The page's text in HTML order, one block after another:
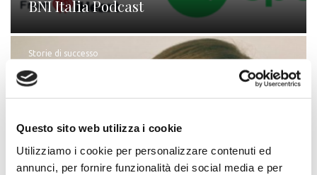
Questo sito web utilizza i cookie
Utilizziamo i cookie per personalizzare contenuti ed
annunci, per fornire funzionalità dei social media e per
BNI Italia Podcast
Storie di successo